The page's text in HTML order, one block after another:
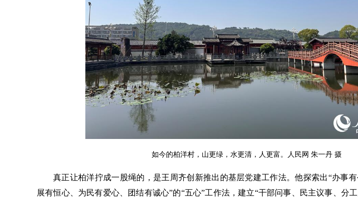
如今的柏洋村，山更绿，水更清，人更富。人民网 朱一丹 摄
真正让柏洋拧成一股绳的，是王周齐创新推出的基层党建工作法。他探索出“办事
展有恒心、为民有爱心、团结有诚心”的“五心”工作法，建立“干部问事、民主议事、分